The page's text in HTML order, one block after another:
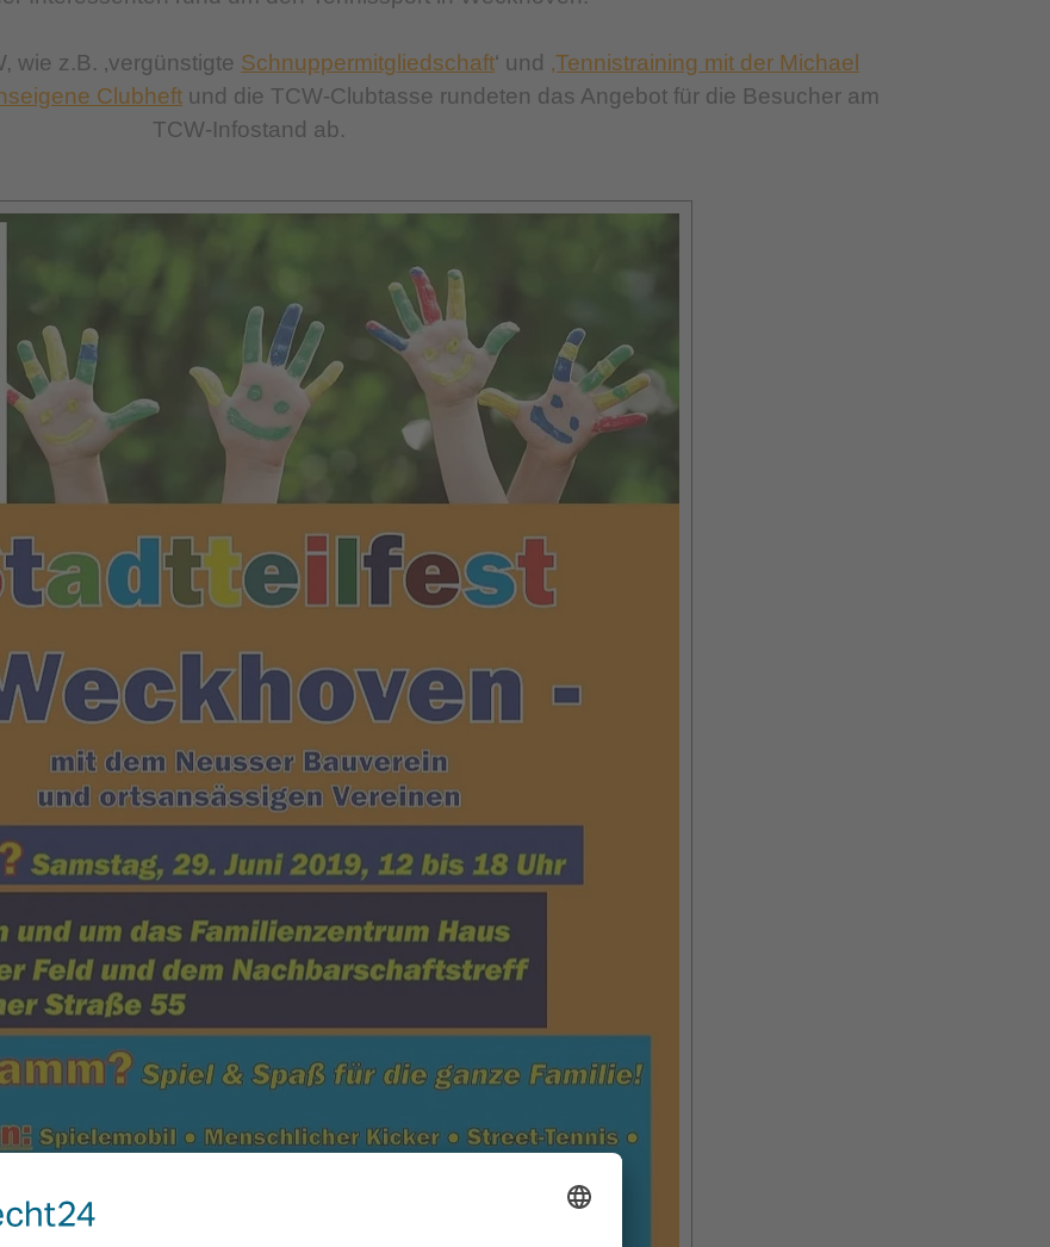
wie z.B. ‚vergünstigte Schnuppermitgliedschaft‘ und ‚Tennistraining mit der Michael
Clubheft und die TCW-Clubtasse rundeten das Angebot für die Besucher am
TCW-Infostand ab.